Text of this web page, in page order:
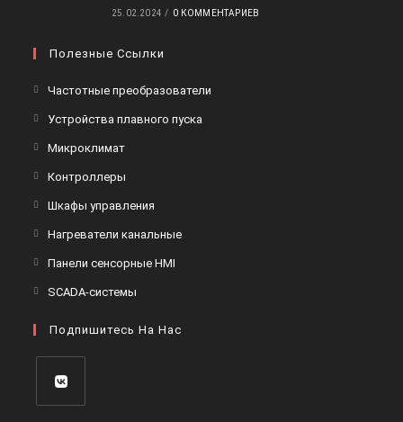
25.02.2024 / 0 КОММЕНТАРИЕВ
Полезные Ссылки
Частотные преобразователи
Устройства плавного пуска
Микроклимат
Контроллеры
Шкафы управления
Нагреватели канальные
Панели сенсорные HMI
SCADA-системы
Подпишитесь На Нас